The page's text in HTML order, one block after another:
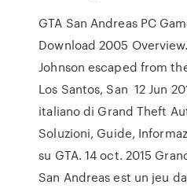
GTA San Andreas PC
Download 2005
Johnson escaped from
Los Santos, San 12 Jun
italiano di Grand Theft
Soluzioni, Guide,
su GTA. 14 oct. 2015
San Andreas est un jeu